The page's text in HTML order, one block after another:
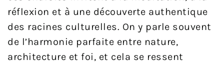
réflexion et à une découverte authentique
des racines culturelles. On y parle souvent
de l’harmonie parfaite entre nature,
architecture et foi, et cela se ressent